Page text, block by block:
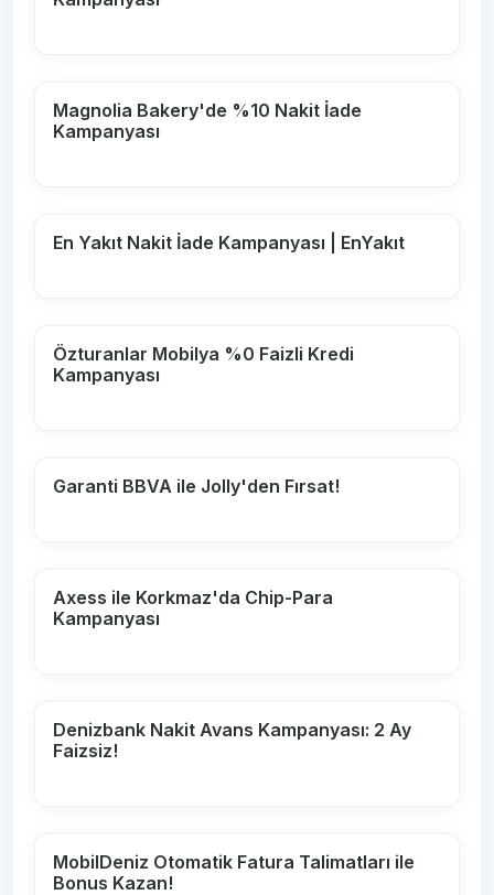
Magnolia Bakery'de %10 Nakit İade
Kampanyası
En Yakıt Nakit İade Kampanyası | EnYakıt
Özturanlar Mobilya %0 Faizli Kredi
Kampanyası
Garanti BBVA ile Jolly'den Fırsat!
Axess ile Korkmaz'da Chip-Para
Kampanyası
Denizbank Nakit Avans Kampanyası: 2 Ay
Faizsiz!
MobilDeniz Otomatik Fatura Talimatları ile
Bonus Kazan!